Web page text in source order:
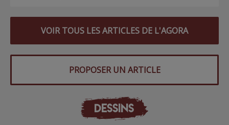
VOIR TOUS LES ARTICLES DE L'AGORA
PROPOSER UN ARTICLE
DESSINS